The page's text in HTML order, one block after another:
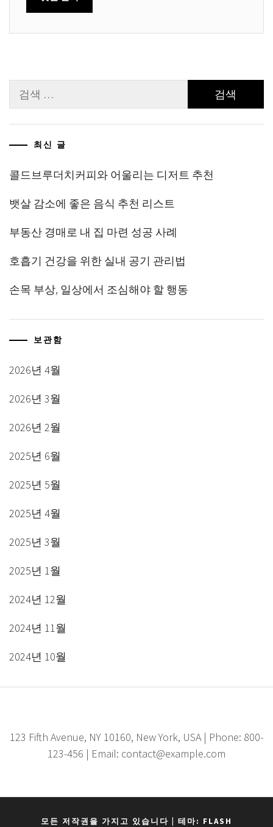
색:
최신 글
콜드브루더치커피와 어울리는 디저트 추천
뱃살 감소에 좋은 음식 추천 리스트
부동산 경매로 내 집 마련 성공 사례
호흡기 건강을 위한 실내 공기 관리법
손목 부상, 일상에서 조심해야 할 행동
보관함
2026년 4월
2026년 3월
2026년 2월
2025년 6월
2025년 5월
2025년 4월
2025년 3월
2025년 1월
2024년 12월
2024년 11월
2024년 10월
123 Fifth Avenue, NY 10160, New York, USA | Phone: 800-
123-456 | Email: contact@example.com
모든 저작권을 가지고 있습니다 테마: FLASH